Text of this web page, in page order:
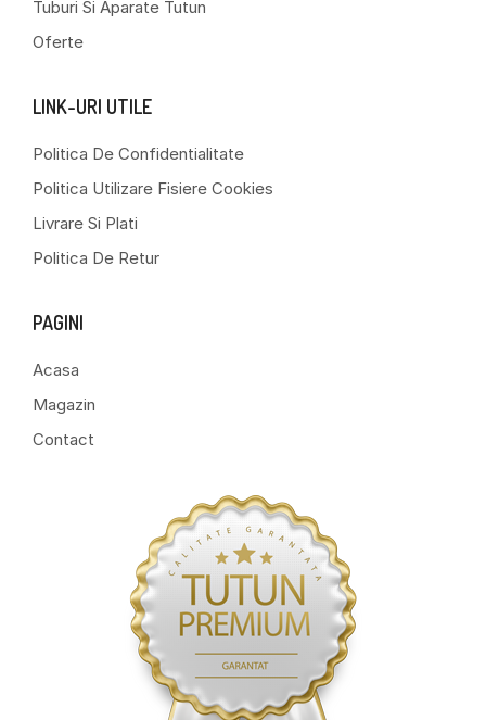
Tuburi Si Aparate Tutun
Oferte
LINK-URI UTILE
Politica De Confidentialitate
Politica Utilizare Fisiere Cookies
Livrare Si Plati
Politica De Retur
PAGINI
Acasa
Magazin
Contact